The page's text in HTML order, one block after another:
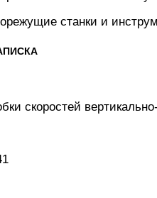
станки и
скоростей